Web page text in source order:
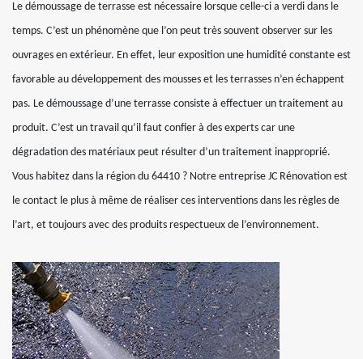
Le démoussage de terrasse est nécessaire lorsque celle-ci a verdi dans le
temps. C’est un phénomène que l’on peut très souvent observer sur les
ouvrages en extérieur. En effet, leur exposition une humidité constante est
favorable au développement des mousses et les terrasses n’en échappent
pas. Le démoussage d’une terrasse consiste à effectuer un traitement au
produit. C’est un travail qu’il faut confier à des experts car une
dégradation des matériaux peut résulter d’un traitement inapproprié.
Vous habitez dans la région du 64410 ? Notre entreprise JC Rénovation est
le contact le plus à même de réaliser ces interventions dans les règles de
l’art, et toujours avec des produits respectueux de l’environnement.